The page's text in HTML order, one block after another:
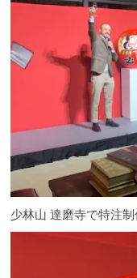
少林山 達磨寺で特注制